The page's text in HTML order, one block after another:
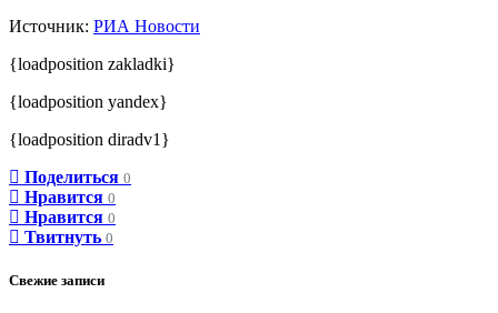
Источник: РИА Новости
{loadposition zakladki}
{loadposition yandex}
{loadposition diradv1}
Поделиться 0
Нравится 0
Нравится 0
Твитнуть 0
Свежие записи